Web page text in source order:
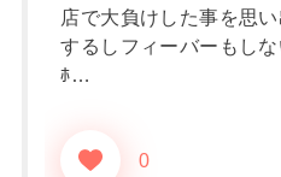
店で大負けした事を思
するしフィーバーもし
ﾎ…
0